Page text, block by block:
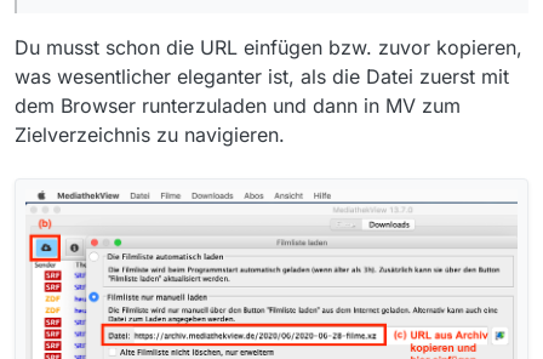
Du musst schon die URL einfügen bzw. zuvor kopieren,
was wesentlicher eleganter ist, als die Datei zuerst mit
dem Browser runterzuladen und dann in MV zum
Zielverzeichnis zu navigieren.